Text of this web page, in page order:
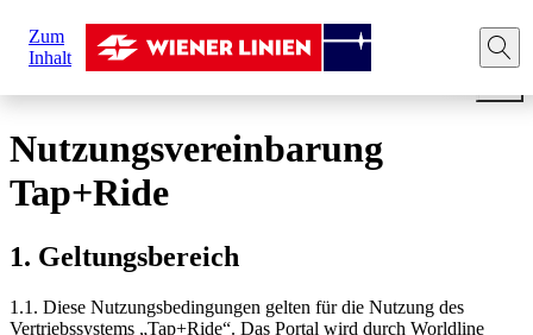
Zum
Inhalt
sind
hier:
Startseite Tickets Tap+Ride
Nutzungsvereinbarung
Tap+Ride
1. Geltungsbereich
1.1. Diese Nutzungsbedingungen gelten für die Nutzung des
Vertriebssystems „Tap+Ride“. Das Portal wird durch Worldline